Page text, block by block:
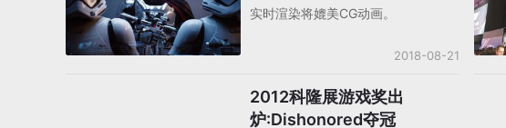
竞赛？
实时渲染将媲美CG动画。
2018-08-21
2012科隆展游戏奖出
炉:Dishonored夺冠